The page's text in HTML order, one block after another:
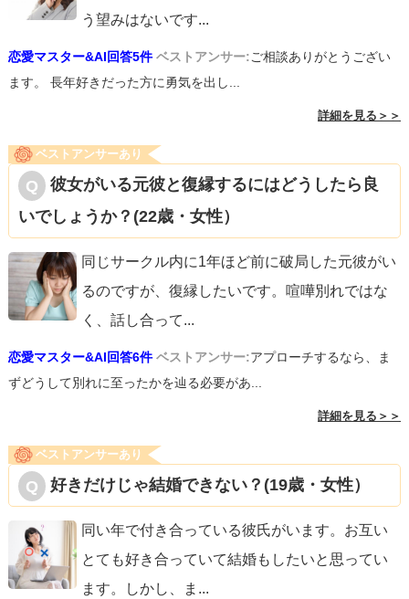
う望みはないです...
恋愛マスター&AI回答5件 ベストアンサー:ご相談ありがとうござい
ます。 長年好きだった方に勇気を出し...
詳細を見る＞＞
ベストアンサーあり
彼女がいる元彼と復縁するにはどうしたら良
いでしょうか？(22歳・女性）
同じサークル内に1年ほど前に破局した元彼がい
るのですが、復縁したいです。喧嘩別れではな
く、話し合って...
恋愛マスター&AI回答6件 ベストアンサー:アプローチするなら、ま
ずどうして別れに至ったかを辿る必要があ...
詳細を見る＞＞
ベストアンサーあり
好きだけじゃ結婚できない？(19歳・女性）
同い年で付き合っている彼氏がいます。お互い
とても好き合っていて結婚もしたいと思ってい
ます。しかし、ま ...